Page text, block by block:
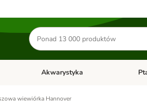
Szukaj
produktów
Otwórz menu kategorii: Małe
Akwarystyka
wiewiórka Hannover